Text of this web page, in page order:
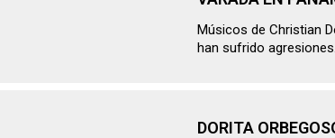
Músicos de Christian
han sufrido
DORITA